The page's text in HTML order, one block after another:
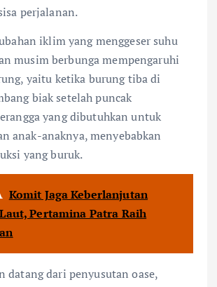
perjalanan.
iklim yang menggeser suhu
musim berbunga mempengaruhi
yaitu ketika burung tiba di
biak setelah puncak
yang dibutuhkan untuk
anak-anaknya, menyebabkan
yang buruk.
Komit Jaga Keberlanjutan
Pertamina Patra Raih
datang dari penyusutan oase,